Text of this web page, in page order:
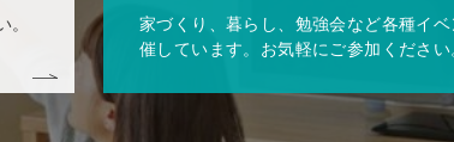
家づくり、暮らし、勉強会など各種イ
催しています。お気軽にご参加ください